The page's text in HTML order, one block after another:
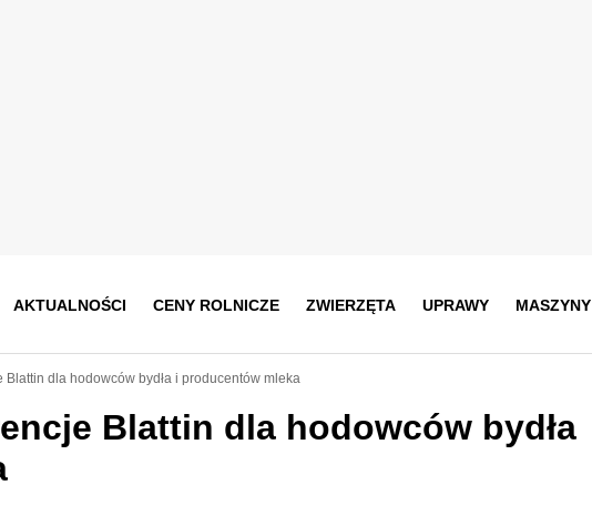
AKTUALNOŚCI CENY ROLNICZE ZWIERZĘTA UPRAWY MASZYNY
Blattin dla hodowców bydła i producentów mleka
Blattin dla hodowców bydła